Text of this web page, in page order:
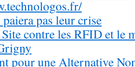
pas leur crise
contre les RFID et le
pour une Alternative